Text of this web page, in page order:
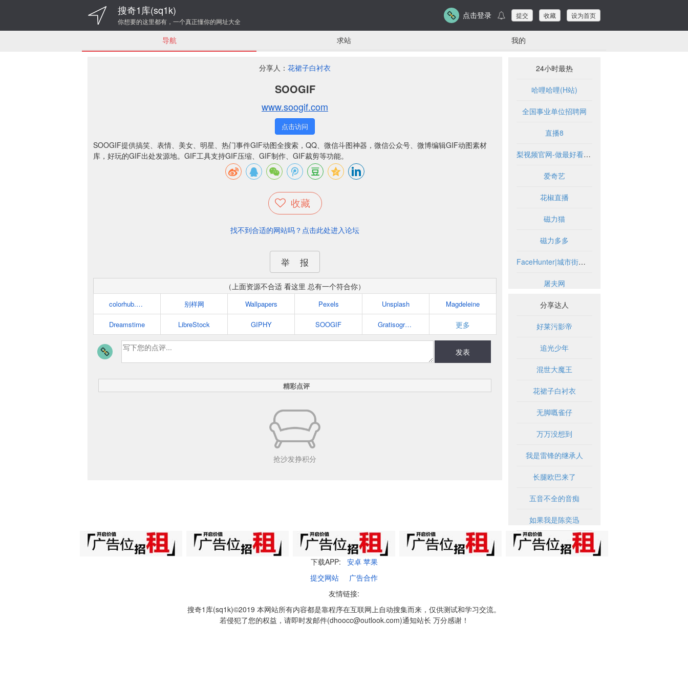
搜奇1库(sq1k)
你想要的这里都有，一个真正懂你的网址大全
点击登录 提交 收藏 设为首页
导航 求站 我的
分享人： 花裙子白衬衣
SOOGIF
www.soogif.com
点击访问
SOOGIF提供搞笑、表情、美女、明星、热门事件GIF动图全搜索，QQ、微信斗图神器，微信公众号、微博编辑GIF动图素材
库，好玩的GIF出处发源地。GIF工具支持GIF压缩、GIF制作、GIF裁剪等功能。
收藏
找不到合适的网站吗？点击此处进入论坛
举 报
（上面资源不合适 看这里 总有一个符合你）
colorhub.me 别样网 Wallpapers Pexels Unsplash Magdeleine
Dreamstime LibreStock GIPHY SOOGIF Gratisography 更多
发表
精彩点评
抢沙发挣积分
24小时最热
哈哩哈哩(H站)
全国事业单位招聘网
直播8
梨视频官网-做最好看的资讯短视频-Pear Video
爱奇艺
花椒直播
磁力猫
磁力多多
FaceHunter|城市街头时尚摄影博客
屠夫网
分享达人
好莱污影帝
追光少年
混世大魔王
花裙子白衬衣
无脚嘅雀仔
万万没想到
我是雷锋的继承人
长腿欧巴来了
五音不全的音痴
如果我是陈奕迅
下载APP: 安卓 苹果
提交网站
广告合作
友情链接:
搜奇1库(sq1k)©2019 本网站所有内容都是靠程序在互联网上自动搜集而来，仅供测试和学习交流。
若侵犯了您的权益，请即时发邮件(dhoocc@outlook.com)通知站长 万分感谢！